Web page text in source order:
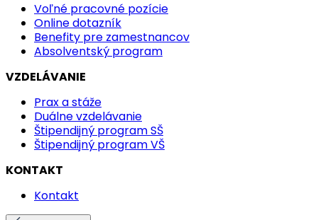
Voľné pracovné pozície
Online dotazník
Benefity pre zamestnancov
Absolventský program
VZDELÁVANIE
Prax a stáže
Duálne vzdelávanie
Štipendijný program SŠ
Štipendijný program VŠ
KONTAKT
Kontakt